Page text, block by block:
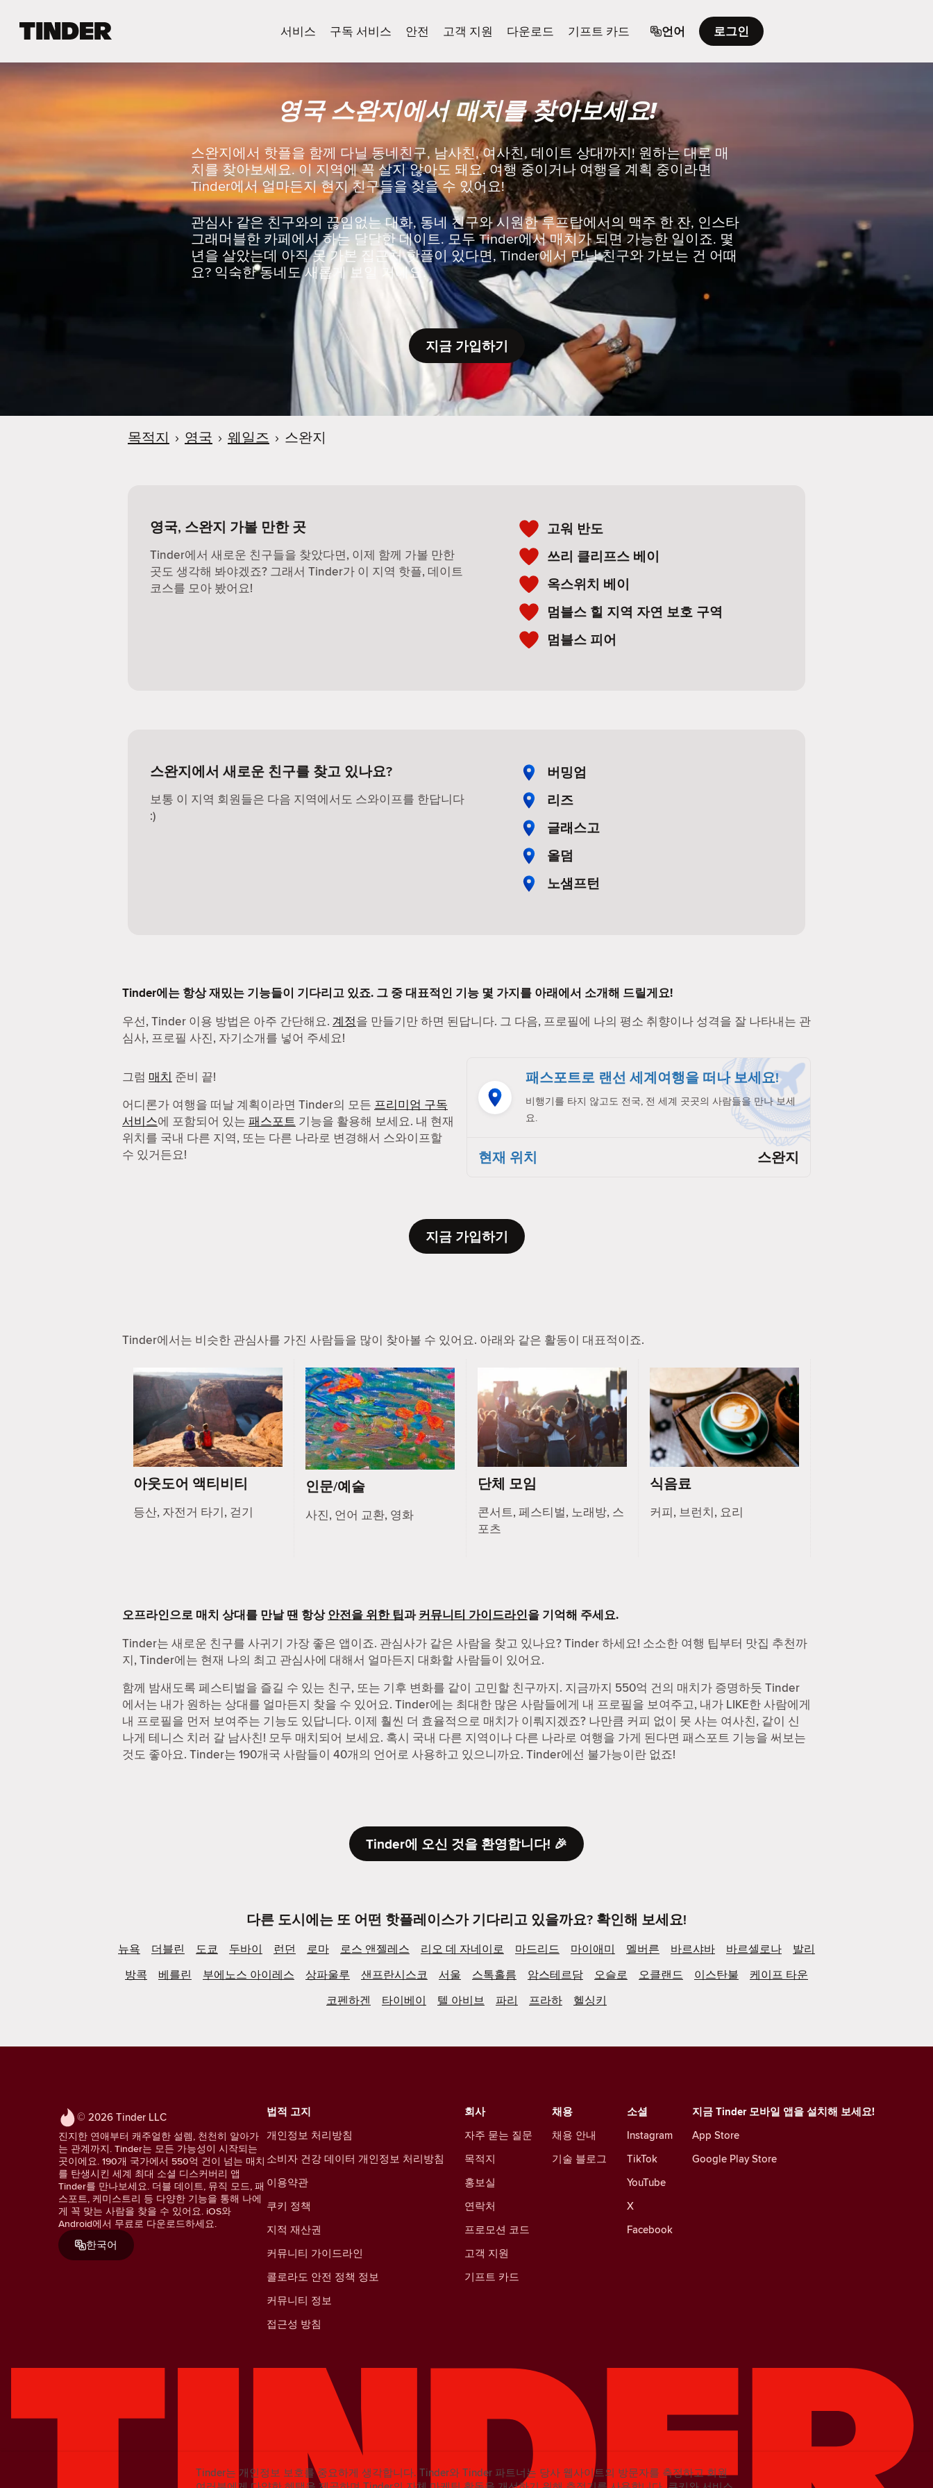
e
서비스 구독 서비스 안전 고객 지원 다운로드 기프트 카드 언어 로그인
영국 스완지에서 매치를 찾아보세요!
스완지에서 핫플을 함께 다닐 동네친구, 남사친, 여사친, 데이트 상대까지! 원하는 대로 매
치를 찾아보세요. 이 지역에 꼭 살지 않아도 돼요. 여행 중이거나 여행을 계획 중이라면
Tinder에서 얼마든지 현지 친구들을 찾을 수 있어요!
관심사 같은 친구와의 끊임없는 대화, 동네 친구와 시원한 루프탑에서의 맥주 한 잔, 인스타
그래머블한 카페에서 하는 달달한 데이트. 모두 Tinder에서 매치가 되면 가능한 일이죠. 몇
년을 살았는데 아직 못 가본 집근처 핫플이 있다면, Tinder에서 만난 친구와 가보는 건 어때
요? 익숙한 동네도 새롭게 보일 거에요.
지금 가입하기
목적지 › 영국 › 웨일즈 › 스완지
영국, 스완지 가볼 만한 곳
Tinder에서 새로운 친구들을 찾았다면, 이제 함께 가볼 만한
곳도 생각해 봐야겠죠? 그래서 Tinder가 이 지역 핫플, 데이트
코스를 모아 봤어요!
고워 반도
쓰리 클리프스 베이
옥스위치 베이
멈블스 힐 지역 자연 보호 구역
멈블스 피어
스완지에서 새로운 친구를 찾고 있나요?
보통 이 지역 회원들은 다음 지역에서도 스와이프를 한답니다
:)
버밍엄
리즈
글래스고
올덤
노샘프턴
Tinder에는 항상 재밌는 기능들이 기다리고 있죠. 그 중 대표적인 기능 몇 가지를 아래에서 소개해 드릴게요!
우선, Tinder 이용 방법은 아주 간단해요. 계정을 만들기만 하면 된답니다. 그 다음, 프로필에 나의 평소 취향이나 성격을 잘 나타내는 관
심사, 프로필 사진, 자기소개를 넣어 주세요!
그럼 매치 준비 끝!
어디론가 여행을 떠날 계획이라면 Tinder의 모든 프리미엄 구독
서비스에 포함되어 있는 패스포트 기능을 활용해 보세요. 내 현재
위치를 국내 다른 지역, 또는 다른 나라로 변경해서 스와이프할
수 있거든요!
패스포트로 랜선 세계여행을 떠나 보세요!
비행기를 타지 않고도 전국, 전 세계 곳곳의 사람들을 만나 보세
요.
현재 위치 스완지
지금 가입하기
Tinder에서는 비슷한 관심사를 가진 사람들을 많이 찾아볼 수 있어요. 아래와 같은 활동이 대표적이죠.
아웃도어 액티비티
등산, 자전거 타기, 걷기
인문/예술
사진, 언어 교환, 영화
단체 모임
콘서트, 페스티벌, 노래방, 스
포츠
식음료
커피, 브런치, 요리
오프라인으로 매치 상대를 만날 땐 항상안전을 위한 팁과커뮤니티 가이드라인을 기억해 주세요.
Tinder는 새로운 친구를 사귀기 가장 좋은 앱이죠. 관심사가 같은 사람을 찾고 있나요? Tinder 하세요! 소소한 여행 팁부터 맛집 추천까
지, Tinder에는 현재 나의 최고 관심사에 대해서 얼마든지 대화할 사람들이 있어요.
함께 밤새도록 페스티벌을 즐길 수 있는 친구, 또는 기후 변화를 같이 고민할 친구까지. 지금까지 550억 건의 매치가 증명하듯 Tinder
에서는 내가 원하는 상대를 얼마든지 찾을 수 있어요. Tinder에는 최대한 많은 사람들에게 내 프로필을 보여주고, 내가 LIKE한 사람에게
내 프로필을 먼저 보여주는 기능도 있답니다. 이제 훨씬 더 효율적으로 매치가 이뤄지겠죠? 나만큼 커피 없이 못 사는 여사친, 같이 신
나게 테니스 치러 갈 남사친! 모두 매치되어 보세요. 혹시 국내 다른 지역이나 다른 나라로 여행을 가게 된다면 패스포트 기능을 써보는
것도 좋아요. Tinder는 190개국 사람들이 40개의 언어로 사용하고 있으니까요. Tinder에선 불가능이란 없죠!
Tinder에 오신 것을 환영합니다! 🎉
다른 도시에는 또 어떤 핫플레이스가 기다리고 있을까요? 확인해 보세요!
뉴욕 더블린 도쿄 두바이 런던 로마 로스 앤젤레스 리오 데 자네이로 마드리드 마이애미 멜버른 바르샤바 바르셀로나
발리
방콕
베를린 부에노스 아이레스 상파울루 샌프란시스코 서울 스톡홀름 암스테르담 오슬로 오클랜드 이스탄불
케이프 타운
코펜하겐
타이베이 텔 아비브 파리 프라하 헬싱키
© 2026 Tinder LLC
진지한 연애부터 캐주얼한 설렘, 천천히 알아가
는 관계까지. Tinder는 모든 가능성이 시작되는
곳이에요. 190개 국가에서 550억 건이 넘는 매치
를 탄생시킨 세계 최대 소셜 디스커버리 앱
Tinder를 만나보세요. 더블 데이트, 뮤직 모드, 패
스포트, 케미스트리 등 다양한 기능을 통해 나에
게 꼭 맞는 사람을 찾을 수 있어요. iOS와
Android에서 무료로 다운로드하세요.
한국어
소셜
Instagram
TikTok
YouTube
X
Facebook
법적 고지
개인정보 처리방침
소비자 건강 데이터 개인정보 처리방침
이용약관
쿠키 정책
지적 재산권
커뮤니티 가이드라인
콜로라도 안전 정책 정보
커뮤니티 정보
접근성 방침
채용
채용 안내
기술 블로그
회사
자주 묻는 질문
목적지
홍보실
연락처
프로모션 코드
고객 지원
기프트 카드
지금 Tinder 모바일 앱을 설치해 보세요!
App Store
Google Play Store
Tinder는 개인정보 보호를 중요하게 생각합니다. Tinder와 Tinder 파트너는 당사 웹사이트의 방문자를 측정하고 회원